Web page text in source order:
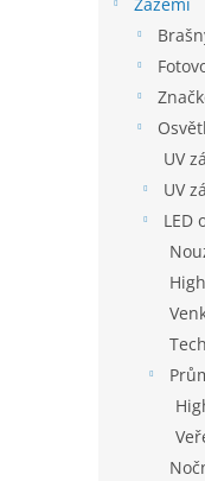
UV
UV
LED